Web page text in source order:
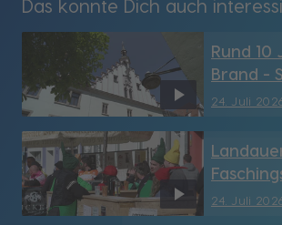
Das könnte Dich auch
24. Juli
Rund 10
Brand -
Rathaus
24. Juli